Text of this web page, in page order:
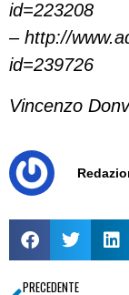
id=223208
– http://
id=239726
Vincenzo
PRECEDENTE